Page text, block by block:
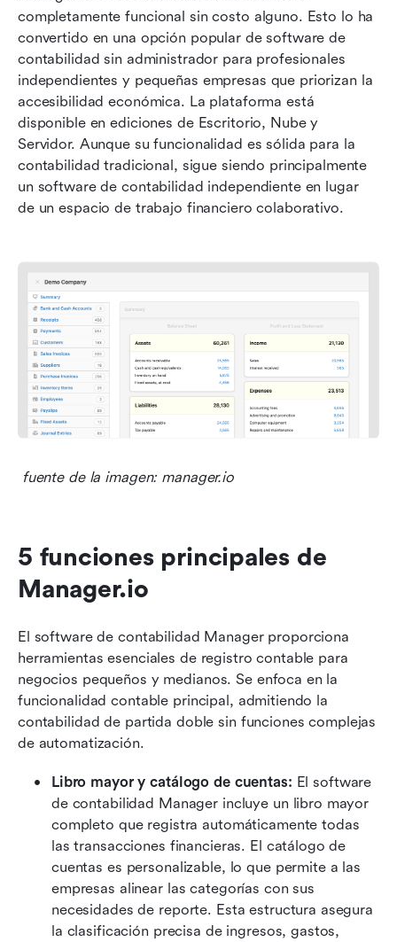
completamente funcional sin costo alguno. Esto lo ha
convertido en una opción popular de software de
contabilidad sin administrador para profesionales
independientes y pequeñas empresas que priorizan la
accesibilidad económica. La plataforma está
disponible en ediciones de Escritorio, Nube y
Servidor. Aunque su funcionalidad es sólida para la
contabilidad tradicional, sigue siendo principalmente
un software de contabilidad independiente en lugar
de un espacio de trabajo financiero colaborativo.
fuente de la imagen: manager.io
5 funciones principales de
Manager.io
El software de contabilidad Manager proporciona
herramientas esenciales de registro contable para
negocios pequeños y medianos. Se enfoca en la
funcionalidad contable principal, admitiendo la
contabilidad de partida doble sin funciones complejas
de automatización.
Libro mayor y catálogo de cuentas: El software
de contabilidad Manager incluye un libro mayor
completo que registra automáticamente todas
las transacciones financieras. El catálogo de
cuentas es personalizable, lo que permite a las
empresas alinear las categorías con sus
necesidades de reporte. Esta estructura asegura
la clasificación precisa de ingresos, gastos,